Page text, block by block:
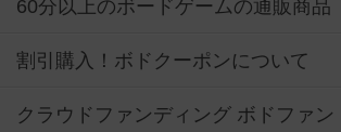
60分以上のボードゲームの通販商品
割引購入！ボドクーポンについて
クラウドファンディング ボドファン